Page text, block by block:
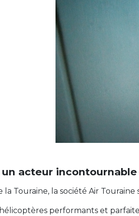
acteur
Touraine, la société Air
performants et